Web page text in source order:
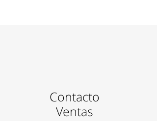
Contacto
Ventas